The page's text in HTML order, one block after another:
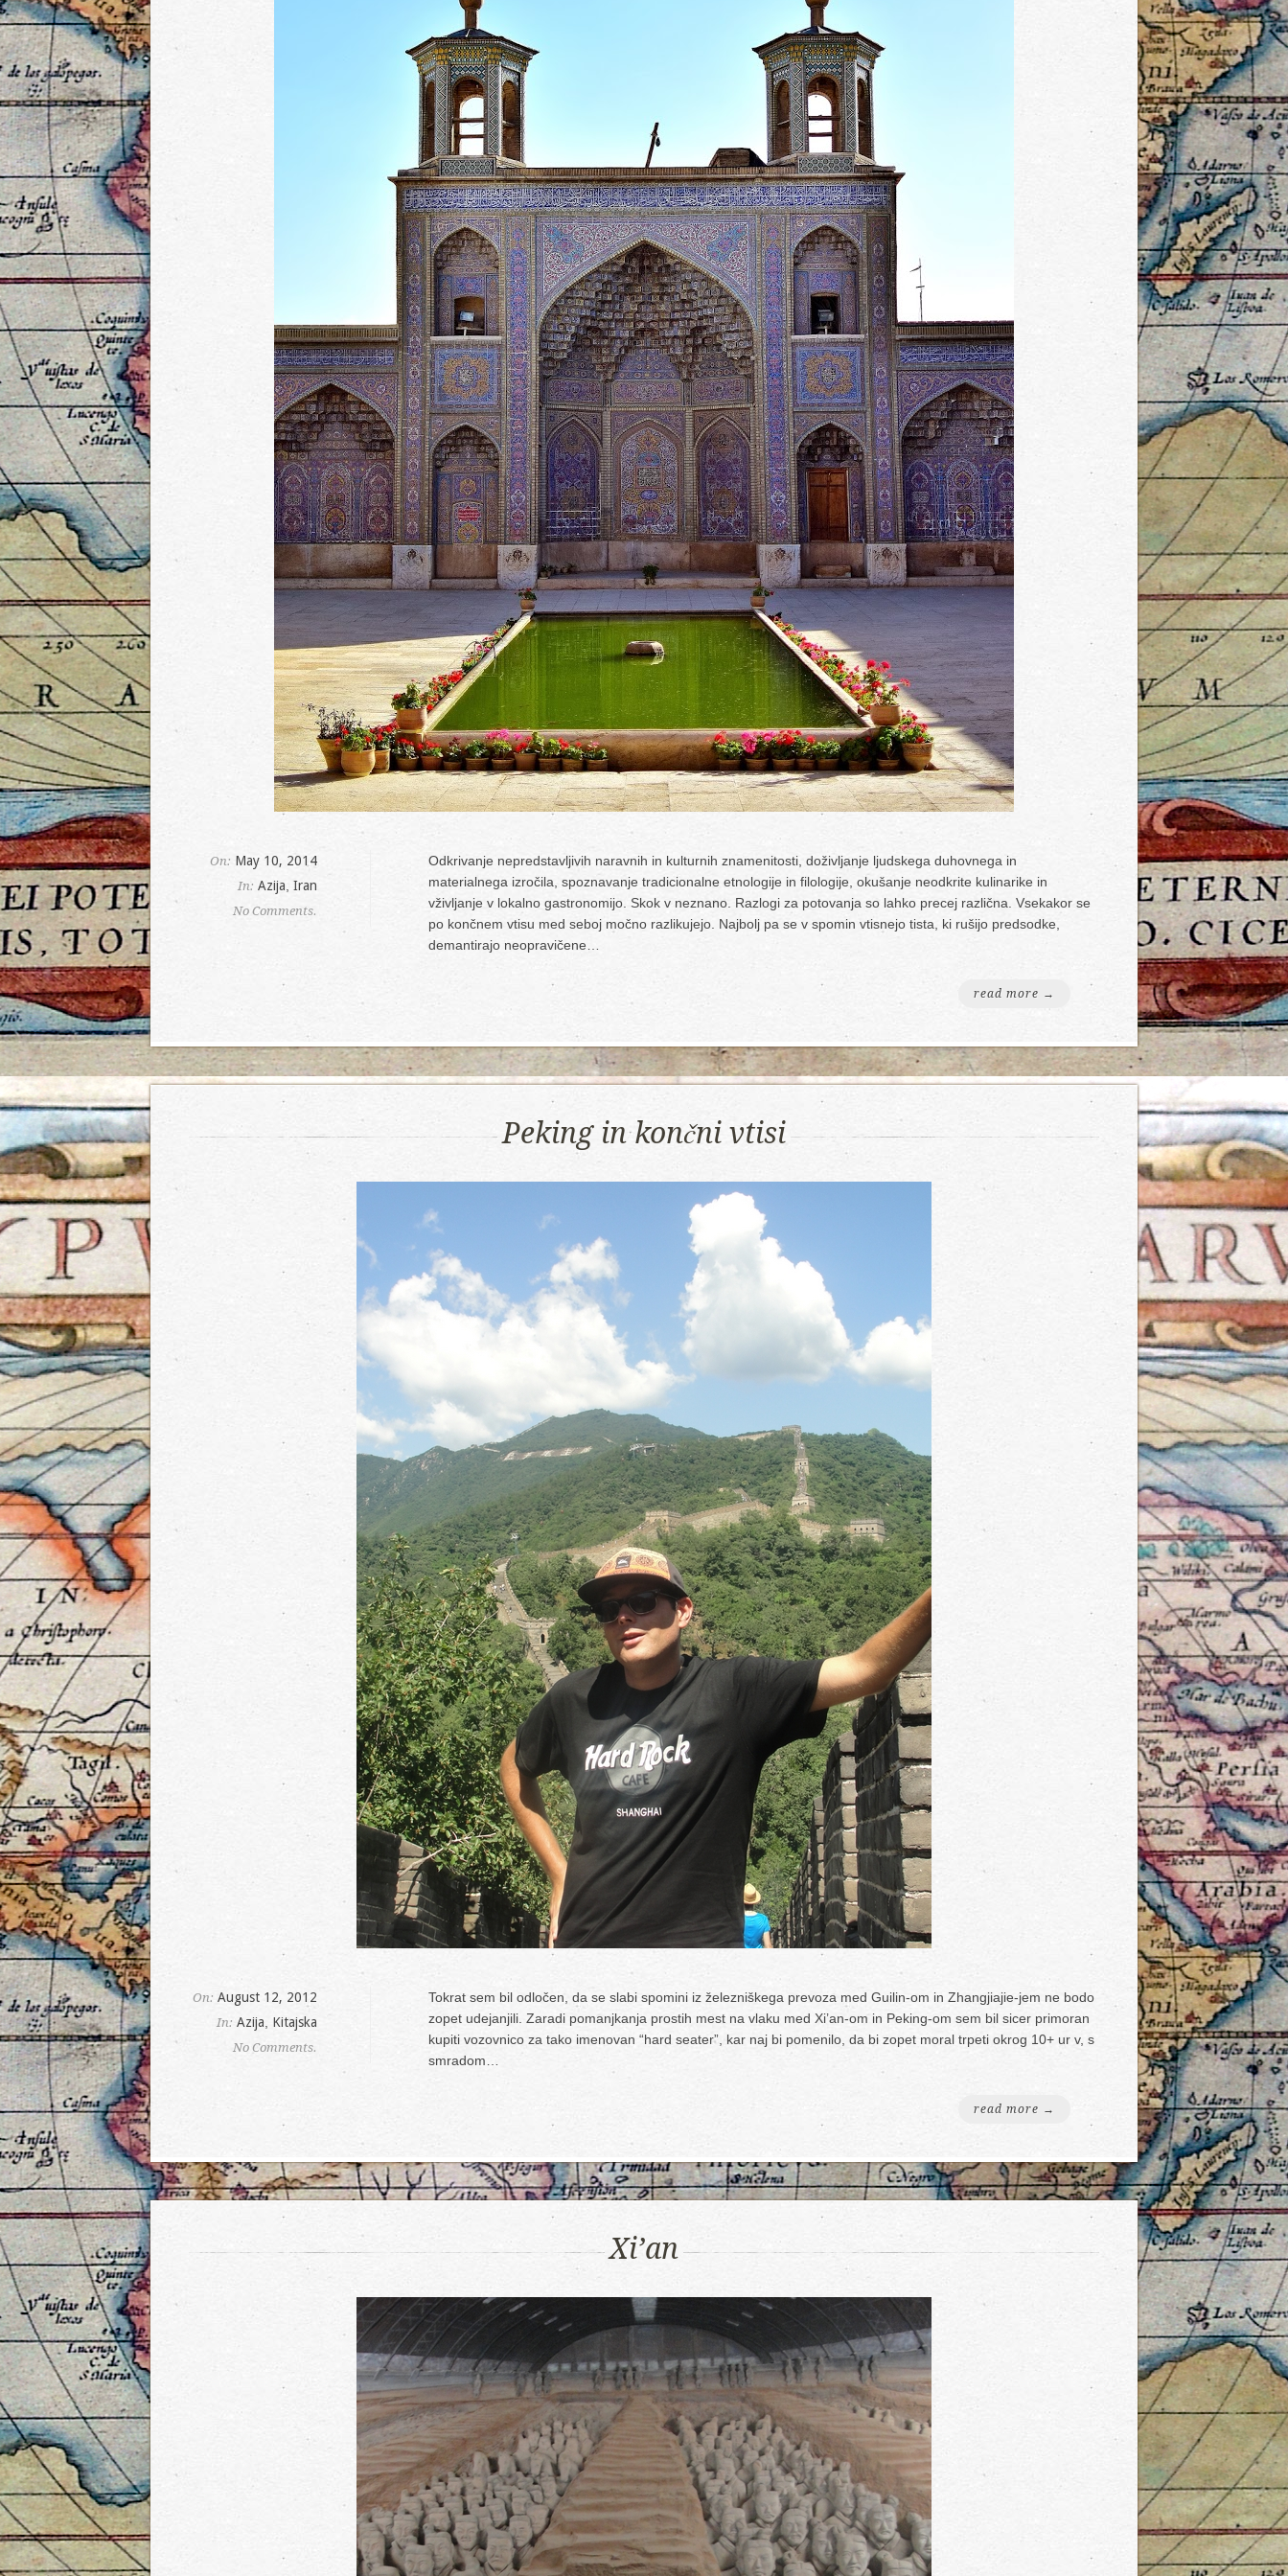
On: May 10, 2014
In: Azija Iran
No Comments.
Odkrivanje nepredstavljivih naravnih in kulturnih znamenitosti, doživljanje ljudskega duhovnega in
materialnega izročila, spoznavanje tradicionalne etnologije in filologije, okušanje neodkrite kulinarike in
vživljanje v lokalno gastronomijo. Skok v neznano. Razlogi za potovanja so lahko precej različna. Vsekakor se
po končnem vtisu med seboj močno razlikujejo. Najbolj pa se v spomin vtisnejo tista, ki rušijo predsodke,
demantirajo neopravičene…
read more →
Peking in končni vtisi
On: August 12, 2012
In: Azija Kitajska
No Comments.
Tokrat sem bil odločen, da se slabi spomini iz železniškega prevoza med Guilin-om in Zhangjiajie-jem ne bodo
zopet udejanjili. Zaradi pomanjkanja prostih mest na vlaku med Xi’an-om in Peking-om sem bil sicer primoran
kupiti vozovnico za tako imenovan “hard seater”, kar naj bi pomenilo, da bi zopet moral trpeti okrog 10+ ur v, s
smradom…
read more →
Xi’an